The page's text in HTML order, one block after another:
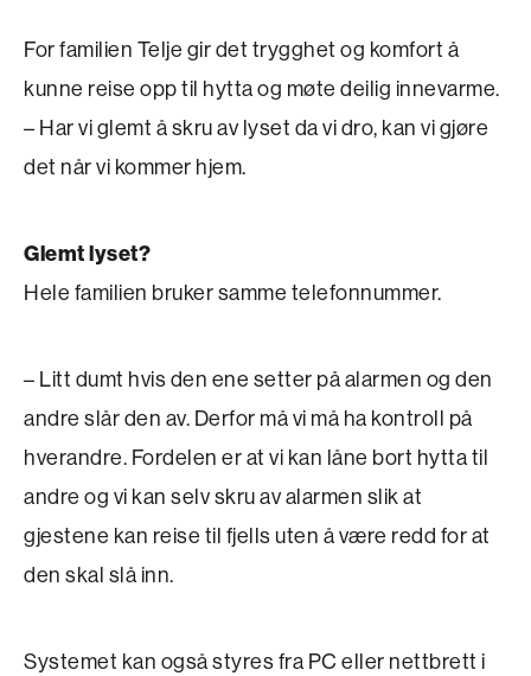
For familien Telje gir det trygghet og komfort å
kunne reise opp til hytta og møte deilig inne­varme.
– Har vi glemt å skru av lyset da vi dro, kan vi gjøre
det når vi kommer hjem.
Glemt lyset?
Hele familien bruker samme telefonnummer.
– Litt dumt hvis den ene setter på alarmen og den
andre slår den av. Derfor må vi må ha kontroll på
hverandre. Fordelen er at vi kan låne bort hytta til
andre og vi kan selv skru av alarmen slik at
gjestene kan reise til fjells uten å være redd for at
den skal slå inn.
Systemet kan også styres fra PC eller nettbrett i